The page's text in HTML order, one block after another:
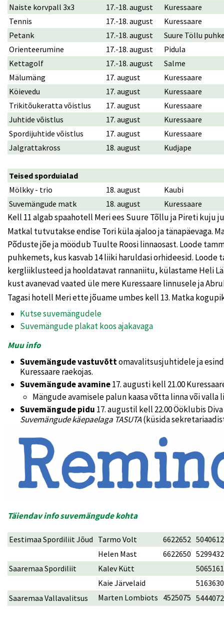
Naiste korvpall 3x3
17.-18. august
Kuressaare
Tennis
17.-18. august
Kuressaare
Petank
17.-18. august
Suure Töllu
Orienteerumine
17.-18. august
Pidula
Kettagolf
17.-18. august
Salme
Mälumäng
17. august
Kuressaare
Köievedu
17. august
Kuressaare
Trikitõukeratta võistlus
17. august
Kuressaare
Juhtide võistlus
17. august
Kuressaare
Spordijuhtide võistlus
17. august
Kuressaare
Jalgrattakross
18. august Kudjape
Teised sporduialad
Mölkky - trio
18. august
Kaubi
Suvemängude matk
18. august Kuressaare
Kell 11 algab spaahotell Meri ees Suure Tõllu ja Pireti kuju
Matkal tutvutakse endise Tori küla ajaloo ja tänapäevaga.
Põduste jõe ja möödub Tuulte Roosi linnaosast. Loode
puhkemets, kus kasvab 14 liiki haruldasi orhideesid. Loode
kergliiklusteed ja hooldatavat rannaniitu, külastame Heli
kust avanevad vaated üle mere Kuressaare linnusele ja
Tagasi hotell Meri ette jõuame umbes kell 13. Matka
Kutse suvemängudele
Suvemängude plakat koos ajakavaga
Muu info
Suvemängude vastuvõttomavalitsusjuhtidele ja
Kuressaare raekojas.
Suvemängude avamine17. augusti kell 21.00
Mängude avamisele palun kaasa võtta linna või valla
Suvemängude pidu 17. augustil kell 22.00 Ööklubis
Suvemängude käepaelaga TASUTA(küsida
Täiendav info suvemängude kohta
Eestimaa Spordiliit Jõud Tarmo Volt 6622652 5040612
Helen Mast
6622650 5299432
Saaremaa Spordiliit
Kalev Kütt
5065161
Kaie Järvelaid
5163630
Saaremaa Vallavalitsus
Marten Lombiots 4525075